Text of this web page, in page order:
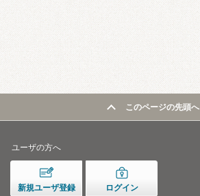
このページの先頭へ
ユーザの方へ
新規ユーザ登録 ログイン